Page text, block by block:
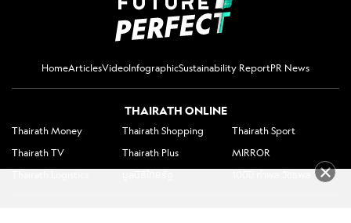
HomeArticlesVideoInfographicSustainability ReportPR News
THAIRATH ONLINE
Thairath Money Thairath Shopping
Thairath Sport
Thairath TV
Thairath Plus
MIRROR